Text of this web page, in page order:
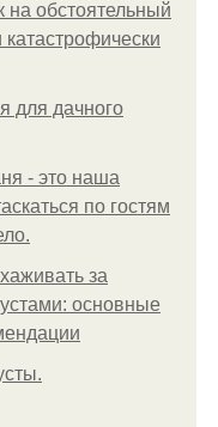
на обстоятельный
для дачного
- это наша
по гостям
за
основные